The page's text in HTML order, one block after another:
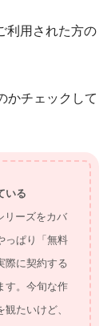
利用された方の
かチェックして
いる
リーズをカバ
っぱり「無料
際に契約する
す。今旬な作
たいけど、